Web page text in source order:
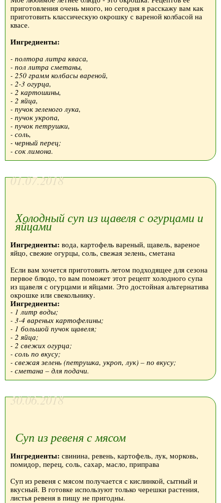
приготовления очень много, но сегодня я расскажу вам как
приготовить классическую окрошку с вареной колбасой на
квасе.
Ингредиенты:
- полтора литра кваса,
- пол литра сметаны,
- 250 грамм колбасы вареной,
- 2-3 огурца,
- 2 картошины,
- 2 яйца,
- пучок зеленого лука,
- пучок укропа,
- пучок петрушки,
- соль,
- черный перец;
- сок лимона.
01.07.2018
Холодный суп из щавеля с огурцами и
яйцами
Ингредиенты: вода, картофель вареный, щавель, вареное
яйцо, свежие огурцы, соль, свежая зелень, сметана
Если вам хочется приготовить летом подходящее для сезона
первое блюдо, то вам поможет этот рецепт холодного супа
из щавеля с огурцами и яйцами. Это достойная альтернатива
окрошке или свекольнику.
Ингредиенты:
- 1 литр воды;
- 3-4 вареных картофелины;
- 1 большой пучок щавеля;
- 2 яйца;
- 2 свежих огурца;
- соль по вкусу;
- свежая зелень (петрушка, укроп, лук) – по вкусу;
- сметана – для подачи.
30.06.2018
Суп из ревеня с мясом
Ингредиенты: свинина, ревень, картофель, лук, морковь,
помидор, перец, соль, сахар, масло, приправа
Суп из ревеня с мясом получается с кислинкой, сытный и
вкусный. В готовке используют только черешки растения,
листья ревеня в пищу не пригодны.